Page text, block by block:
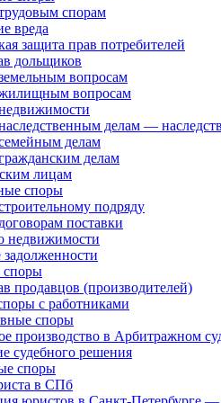
спорам
вреда
защита прав потребителей
дольщиков
вопросам
вопросам
делам —
делам
делам
лицам
споры
подряду
поставки
недвижимости
споры
продавцов (производителей)
с работниками
споры
производство в Арбитражном
судебного решения
споры
в СПб